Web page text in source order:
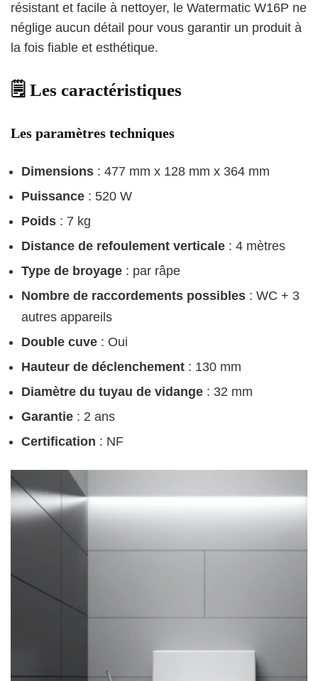
résistant et facile à nettoyer, le Watermatic W16P ne
néglige aucun détail pour vous garantir un produit à
la fois fiable et esthétique.
🗒️ Les caractéristiques
Les paramètres techniques
Dimensions : 477 mm x 128 mm x 364 mm
Puissance : 520 W
Poids : 7 kg
Distance de refoulement verticale : 4 mètres
Type de broyage : par râpe
Nombre de raccordements possibles : WC + 3
autres appareils
Double cuve : Oui
Hauteur de déclenchement : 130 mm
Diamètre du tuyau de vidange : 32 mm
Garantie : 2 ans
Certification : NF